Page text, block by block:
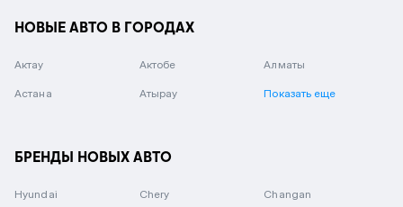
НОВЫЕ АВТО В ГОРОДАХ
Актау Актобе Алматы
Астана Атырау Показать еще
БРЕНДЫ НОВЫХ АВТО
Hyundai Chery Changan